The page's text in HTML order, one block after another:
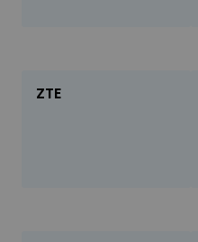
ZTE